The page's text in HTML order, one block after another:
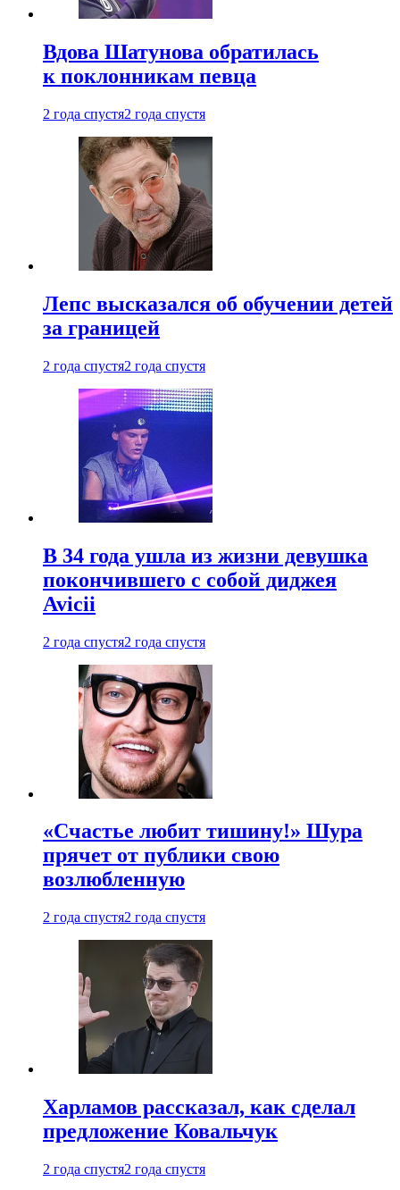
Вдова Шатунова обратилась
к поклонникам певца
2 года спустя2 года спустя
Лепс высказался об обучении детей
за границей
2 года спустя2 года спустя
В 34 года ушла из жизни девушка
покончившего с собой диджея
Avicii
2 года спустя2 года спустя
«Счастье любит тишину!» Шура
прячет от публики свою
возлюбленную
2 года спустя2 года спустя
Харламов рассказал, как сделал
предложение Ковальчук
2 года спустя2 года спустя